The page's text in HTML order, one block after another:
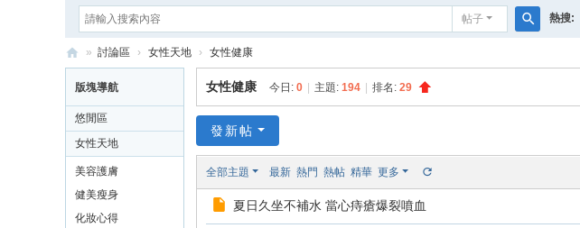
帖子
索
熱搜:
港
少
女
» 討論區 › 女性天地 › 女性健康
版塊導航
悠閒區
女性天地
美容護膚
健美瘦身
化妝心得
女性健康 今日: 0 主題: 194 排名: 29
發新帖
全部主題 最新 熱門 熱帖 精華 更多
夏日久坐不補水 當心痔瘡爆裂噴血